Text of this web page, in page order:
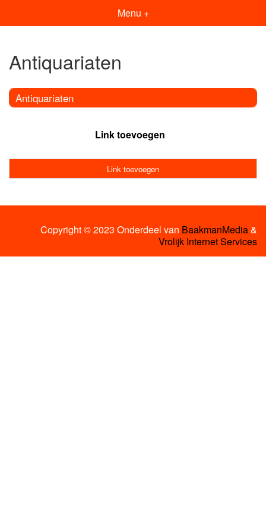
Menu +
Antiquariaten
Antiquariaten
Link toevoegen
Link toevoegen
Copyright © 2023 Onderdeel van BaakmanMedia&
Vrolijk Internet Services